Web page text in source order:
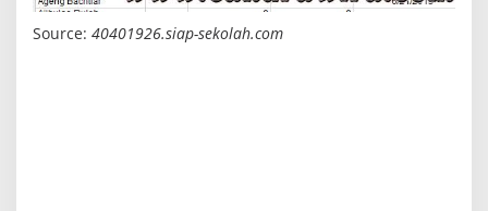
Source: 40401926.siap-sekolah.com